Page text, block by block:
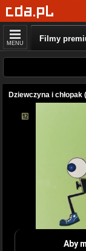
MENU Filmy
Dziewczyna i chłopak
Aby